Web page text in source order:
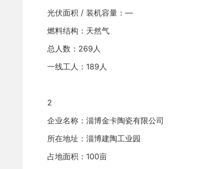
光伏面积 / 装机容量：—
燃料结构：天然气
总人数：269人
一线工人：189人
2
企业名称：淄博金卡陶瓷有限公司
所在地址：淄博建陶工业园
占地面积：100亩